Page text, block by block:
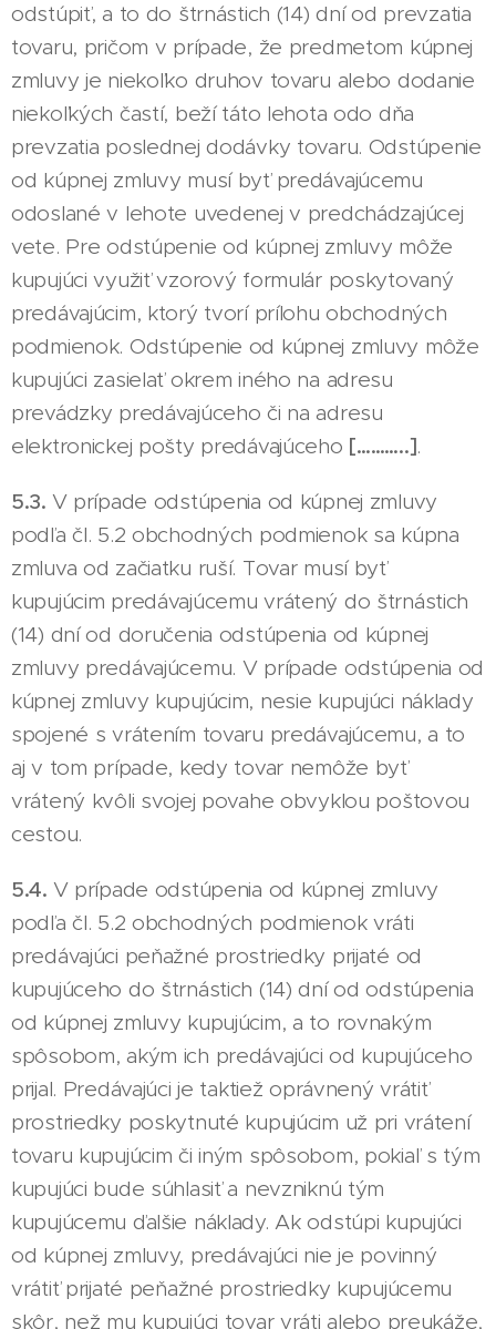
odstúpiť, a to do štrnástich (14) dní od prevzatia
tovaru, pričom v prípade, že predmetom kúpnej
zmluvy je niekoľko druhov tovaru alebo dodanie
niekoľkých častí, beží táto lehota odo dňa
prevzatia poslednej dodávky tovaru. Odstúpenie
od kúpnej zmluvy musí byť predávajúcemu
odoslané v lehote uvedenej v predchádzajúcej
vete. Pre odstúpenie od kúpnej zmluvy môže
kupujúci využiť vzorový formulár poskytovaný
predávajúcim, ktorý tvorí prílohu obchodných
podmienok. Odstúpenie od kúpnej zmluvy môže
kupujúci zasielať okrem iného na adresu
prevádzky predávajúceho či na adresu
elektronickej pošty predávajúceho [………..].
5.3. V prípade odstúpenia od kúpnej zmluvy
podľa čl. 5.2 obchodných podmienok sa kúpna
zmluva od začiatku ruší. Tovar musí byť
kupujúcim predávajúcemu vrátený do štrnástich
(14) dní od doručenia odstúpenia od kúpnej
zmluvy predávajúcemu. V prípade odstúpenia od
kúpnej zmluvy kupujúcim, nesie kupujúci náklady
spojené s vrátením tovaru predávajúcemu, a to
aj v tom prípade, kedy tovar nemôže byť
vrátený kvôli svojej povahe obvyklou poštovou
cestou.
5.4. V prípade odstúpenia od kúpnej zmluvy
podľa čl. 5.2 obchodných podmienok vráti
predávajúci peňažné prostriedky prijaté od
kupujúceho do štrnástich (14) dní od odstúpenia
od kúpnej zmluvy kupujúcim, a to rovnakým
spôsobom, akým ich predávajúci od kupujúceho
prijal. Predávajúci je taktiež oprávnený vrátiť
prostriedky poskytnuté kupujúcim už pri vrátení
tovaru kupujúcim či iným spôsobom, pokiaľ s tým
kupujúci bude súhlasiť a nevzniknú tým
kupujúcemu ďalšie náklady. Ak odstúpi kupujúci
od kúpnej zmluvy, predávajúci nie je povinný
vrátiť prijaté peňažné prostriedky kupujúcemu
skôr, než mu kupujúci tovar vráti alebo preukáže,